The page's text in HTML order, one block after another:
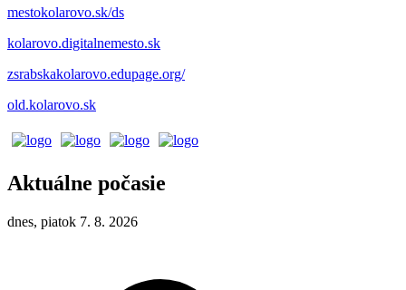
mestokolarovo.sk/ds
kolarovo.digitalnemesto.sk
zsrabskakolarovo.edupage.org/
old.kolarovo.sk
Aktuálne počasie
dnes, piatok 7. 8. 2026